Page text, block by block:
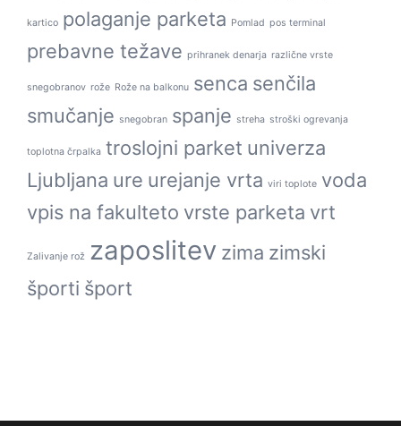
kartico polaganje parketa Pomlad pos terminal
prebavne težave prihranek denarja različne vrste
snegobranov rože Rože na balkonu senca senčila
smučanje snegobran spanje streha stroški ogrevanja
toplotna črpalka troslojni parket univerza
Ljubljana ure urejanje vrta viri toplote voda
vpis na fakulteto vrste parketa vrt
Zalivanje rož zaposlitev zima zimski
športi šport